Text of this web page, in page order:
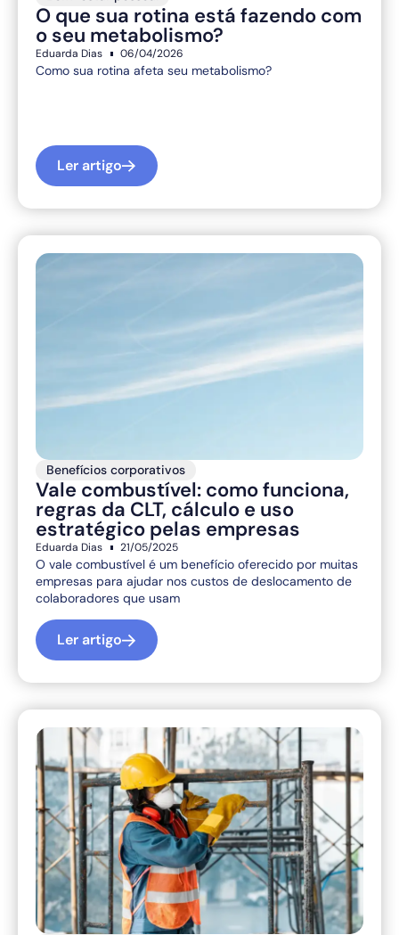
O que sua rotina está fazendo com
o seu metabolismo?
Eduarda Dias 06/04/2026
Como sua rotina afeta seu metabolismo?
Ler artigo
Benefícios corporativos
Vale combustível: como funciona,
regras da CLT, cálculo e uso
estratégico pelas empresas
Eduarda Dias 21/05/2025
O vale combustível é um benefício oferecido por muitas
empresas para ajudar nos custos de deslocamento de
colaboradores que usam
Ler artigo